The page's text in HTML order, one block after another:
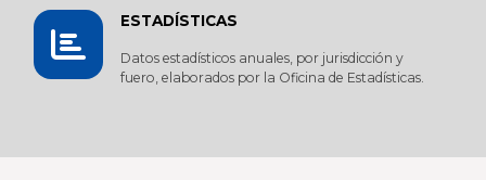
ESTADÍSTICAS
Datos estadísticos anuales, por jurisdicción y
fuero, elaborados por la Oficina de Estadísticas.